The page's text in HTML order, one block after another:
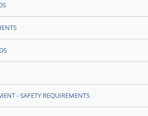
- SAFETY REQUIREMENTS